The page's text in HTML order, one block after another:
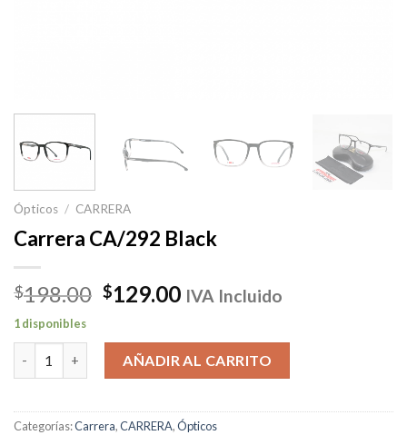
Ópticos / CARRERA
Carrera CA/292 Black
$198.00 El
original
era:
$198.00.
$129.00El
actual
es:
$129.00.
IVA Incluido
1 disponibles
Carrera CA/292 Black cantidadAÑADIR AL CARRITO
Categorías:Carrera,CARRERA,Ópticos